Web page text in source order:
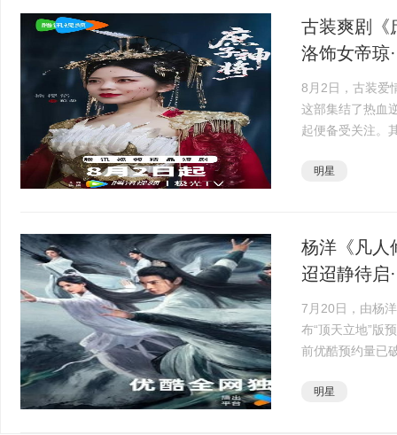
古装爽剧《
洛饰女帝琼
8月2日，古装爱
这部集结了热血
起便备受关注。
《庶子神将》讲
明星
杨洋《凡人
迢迢静待启
7月20日，由杨
布“顶天立地”版
前优酷预约量已
里，我们看到了
明星